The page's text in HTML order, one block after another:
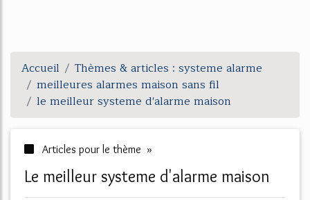
Accueil
Thèmes & articles : systeme alarme
meilleures alarmes maison sans fil
le meilleur systeme d'alarme maison
Articles pour le thème »
le meilleur systeme d'alarme maison